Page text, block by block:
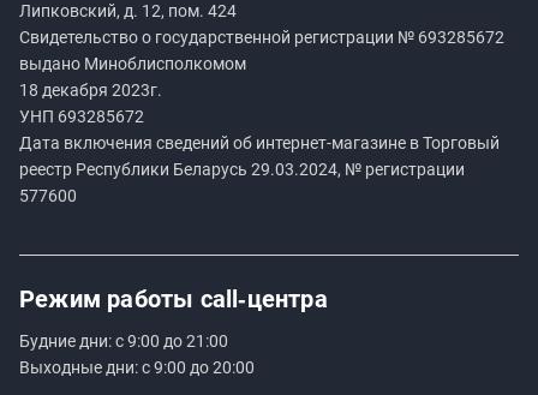
Липковский, д. 12, пом. 424
Свидетельство о государственной регистрации № 693285672
выдано Миноблисполкомом
18 декабря 2023г.
УНП 693285672
Дата включения сведений об интернет-магазине в Торговый
реестр Республики Беларусь 29.03.2024, № регистрации
577600
Режим работы call‑центра
Будние дни: с 9:00 до 21:00
Выходные дни: с 9:00 до 20:00